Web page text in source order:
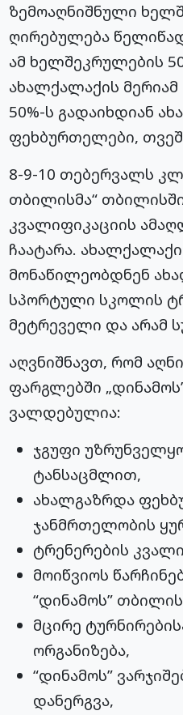
ზემოაღნიშნული
ღირებულება
ამ ხელშეკრულების
ახალქალაქის
50%-ს გადაიხდიან
ფეხბურთელები,
8-9-10 თებერვალს
თბილისმა“
კვალიფიკაციის
ჩაატარა.
მონაწილეობდნენ
სპორტული სკოლის
მეტრეველი და არამ
აღვნიშნავთ, რომ
ფარგლებში
ვალდებულია:
ჯგუფი
ტანსაცმლით,
ახალგაზრდა
ჯანმრთელობის
ტრენერების
მოიწვიოს
“დინამოს”
მცირე
ორგანიზება,
“დინამოს”
დანერგვა,